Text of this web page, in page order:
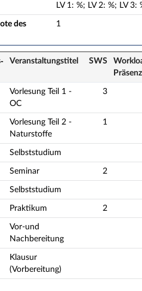
LV 1: %; LV 2: %; LV 3:
des
1
Veranstaltungs­titel SWS
Präsenz
Vorlesung Teil 1 -
OC
3
Vorlesung Teil 2 -
Naturstoffe
1
Selbststudium
Seminar 2
Selbststudium
Praktikum 2
Vor-und
Nachbereitung
Klausur
(Vorbereitung)